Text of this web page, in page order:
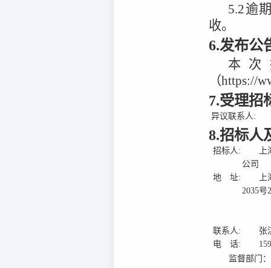
5.2逾
收。
6.发布公
本
（https://
7.受理招
异议联系人:
8.招标人
招标人:
公司
地 址:
2035号
联系人:
张
电 话:
监督部门